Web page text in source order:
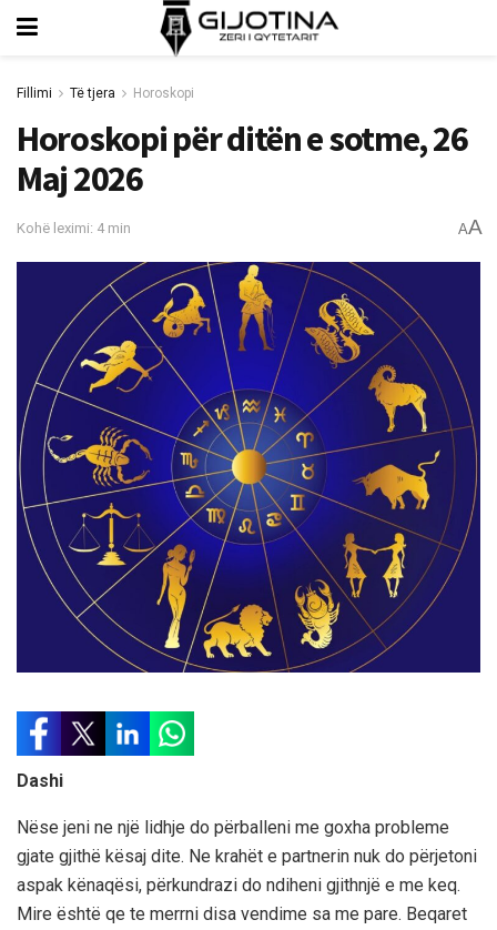
Fillimi Të tjera Horoskopi
Horoskopi për ditën e sotme, 26
Maj 2026
Kohë leximi: 4 min AA
Dashi
Nëse jeni ne një lidhje do përballeni me goxha probleme
gjate gjithë kësaj dite. Ne krahët e partnerin nuk do përjetoni
aspak kënaqësi, përkundrazi do ndiheni gjithnjë e me keq.
Mire është qe te merrni disa vendime sa me pare. Beqaret